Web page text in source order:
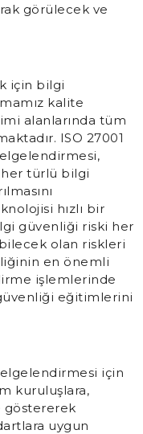
görülecek ve
için bilgi
kalite
alanlarında tüm
ISO 27001
her türlü bilgi
hızlı bir
güvenliği riski her
olan riskleri
en önemli
işlemlerinde
eğitimlerini
için
kuruluşlara,
göstererek
uygun